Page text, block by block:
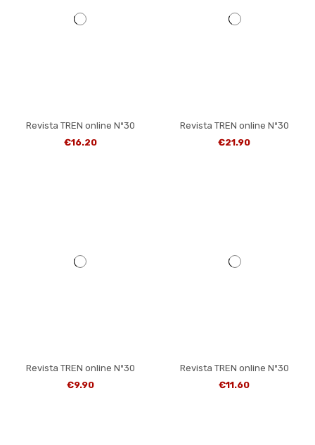
Revista TREN online Nº30
€16.20
Revista TREN online Nº30
€21.90
Revista TREN online Nº30
€9.90
Revista TREN online Nº30
€11.60